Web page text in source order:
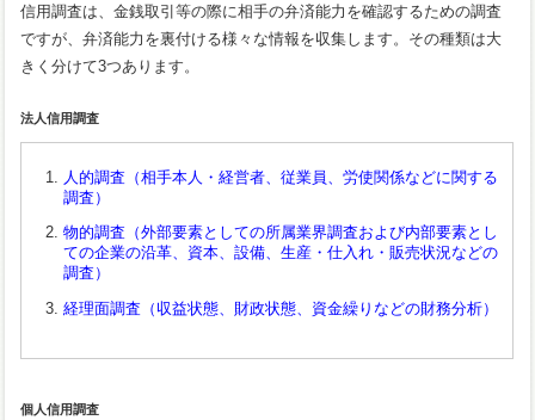
信用調査は、金銭取引等の際に相手の弁済能力を確認するための調査
ですが、弁済能力を裏付ける様々な情報を収集します。その種類は大
きく分けて3つあります。
法人信用調査
人的調査（相手本人・経営者、従業員、労使関係などに関する
調査）
物的調査（外部要素としての所属業界調査および内部要素とし
ての企業の沿革、資本、設備、生産・仕入れ・販売状況などの
調査）
経理面調査（収益状態、財政状態、資金繰りなどの財務分析）
個人信用調査